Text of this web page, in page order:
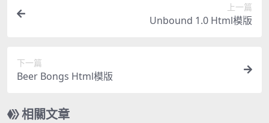
上一篇
Unbound 1.0 Html模版
下一篇
Beer Bongs Html模版
相關文章